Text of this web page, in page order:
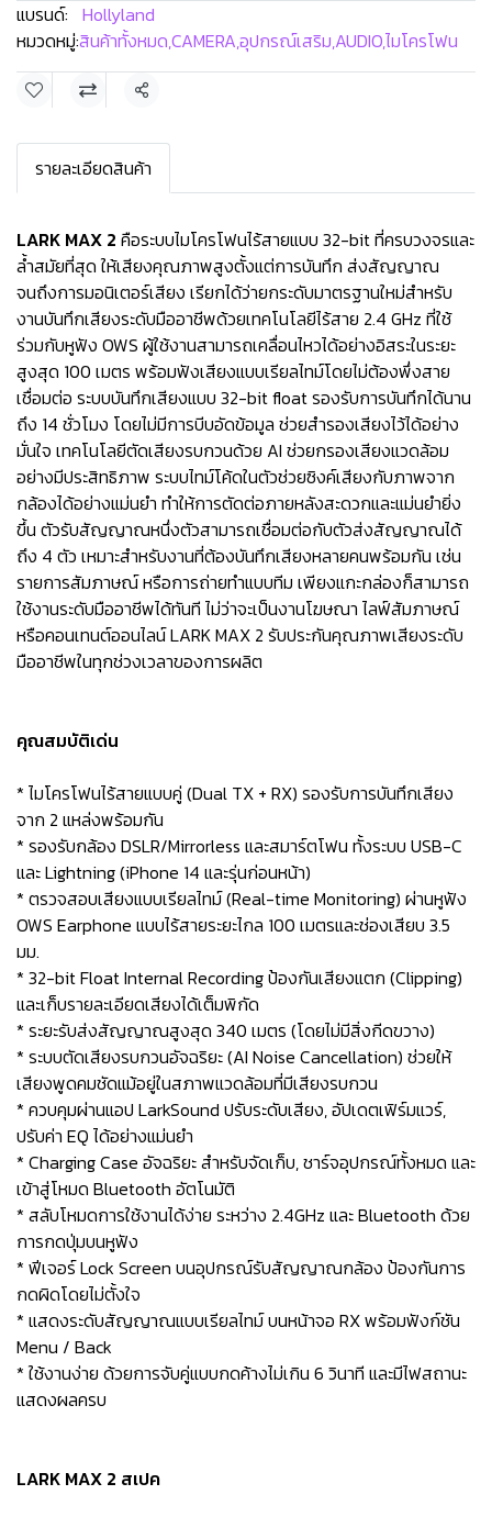
แบรนด์: Hollyland
หมวดหมู่:สินค้าทั้งหมด,CAMERA,อุปกรณ์เสริม,AUDIO,ไมโครโฟน
แชร์
รายละเอียดสินค้า
LARK MAX 2 คือระบบไมโครโฟนไร้สายแบบ 32-bit ที่ครบวงจรและ
ล้ำสมัยที่สุด ให้เสียงคุณภาพสูงตั้งแต่การบันทึก ส่งสัญญาณ
จนถึงการมอนิเตอร์เสียง เรียกได้ว่ายกระดับมาตรฐานใหม่สำหรับ
งานบันทึกเสียงระดับมืออาชีพด้วยเทคโนโลยีไร้สาย 2.4 GHz ที่ใช้
ร่วมกับหูฟัง OWS ผู้ใช้งานสามารถเคลื่อนไหวได้อย่างอิสระในระยะ
สูงสุด 100 เมตร พร้อมฟังเสียงแบบเรียลไทม์โดยไม่ต้องพึ่งสาย
เชื่อมต่อ ระบบบันทึกเสียงแบบ 32-bit float รองรับการบันทึกได้นาน
ถึง 14 ชั่วโมง โดยไม่มีการบีบอัดข้อมูล ช่วยสำรองเสียงไว้ได้อย่าง
มั่นใจ เทคโนโลยีตัดเสียงรบกวนด้วย AI ช่วยกรองเสียงแวดล้อม
อย่างมีประสิทธิภาพ ระบบไทม์โค้ดในตัวช่วยซิงค์เสียงกับภาพจาก
กล้องได้อย่างแม่นยำ ทำให้การตัดต่อภายหลังสะดวกและแม่นยำยิ่ง
ขึ้น ตัวรับสัญญาณหนึ่งตัวสามารถเชื่อมต่อกับตัวส่งสัญญาณได้
ถึง 4 ตัว เหมาะสำหรับงานที่ต้องบันทึกเสียงหลายคนพร้อมกัน เช่น
รายการสัมภาษณ์ หรือการถ่ายทำแบบทีม เพียงแกะกล่องก็สามารถ
ใช้งานระดับมืออาชีพได้ทันที ไม่ว่าจะเป็นงานโฆษณา ไลฟ์สัมภาษณ์
หรือคอนเทนต์ออนไลน์ LARK MAX 2 รับประกันคุณภาพเสียงระดับ
มืออาชีพในทุกช่วงเวลาของการผลิต
คุณสมบัติเด่น
* ไมโครโฟนไร้สายแบบคู่ (Dual TX + RX) รองรับการบันทึกเสียง
จาก 2 แหล่งพร้อมกัน
* รองรับกล้อง DSLR/Mirrorless และสมาร์ตโฟน ทั้งระบบ USB-C
และ Lightning (iPhone 14 และรุ่นก่อนหน้า)
* ตรวจสอบเสียงแบบเรียลไทม์ (Real-time Monitoring) ผ่านหูฟัง
OWS Earphone แบบไร้สายระยะไกล 100 เมตรและช่องเสียบ 3.5
มม.
* 32-bit Float Internal Recording ป้องกันเสียงแตก (Clipping)
และเก็บรายละเอียดเสียงได้เต็มพิกัด
* ระยะรับส่งสัญญาณสูงสุด 340 เมตร (โดยไม่มีสิ่งกีดขวาง)
* ระบบตัดเสียงรบกวนอัจฉริยะ (AI Noise Cancellation) ช่วยให้
เสียงพูดคมชัดแม้อยู่ในสภาพแวดล้อมที่มีเสียงรบกวน
* ควบคุมผ่านแอป LarkSound ปรับระดับเสียง, อัปเดตเฟิร์มแวร์,
ปรับค่า EQ ได้อย่างแม่นยำ
* Charging Case อัจฉริยะ สำหรับจัดเก็บ, ชาร์จอุปกรณ์ทั้งหมด และ
เข้าสู่โหมด Bluetooth อัตโนมัติ
* สลับโหมดการใช้งานได้ง่าย ระหว่าง 2.4GHz และ Bluetooth ด้วย
การกดปุ่มบนหูฟัง
* ฟีเจอร์ Lock Screen บนอุปกรณ์รับสัญญาณกล้อง ป้องกันการ
กดผิดโดยไม่ตั้งใจ
* แสดงระดับสัญญาณแบบเรียลไทม์ บนหน้าจอ RX พร้อมฟังก์ชัน
Menu / Back
* ใช้งานง่าย ด้วยการจับคู่แบบกดค้างไม่เกิน 6 วินาที และมีไฟสถานะ
แสดงผลครบ
LARK MAX 2 สเปค